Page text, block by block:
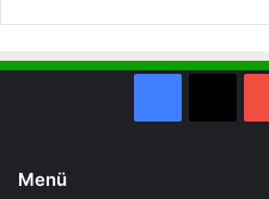
Menü